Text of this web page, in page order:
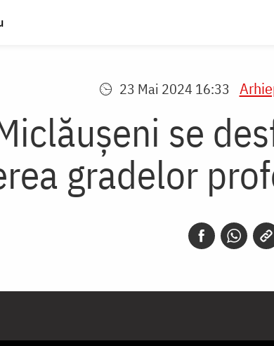
23 Mai 2024 16:33
se
gradelor